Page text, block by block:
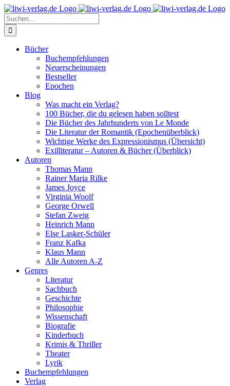
Skip
to
content
Suche
nach:
Bücher
Buchempfehlungen
Neuerscheinungen
Bestseller
Epochen
Blog
Was macht ein Verlag?
100 Bücher, die du gelesen haben solltest
Die Bücher des Jahrhunderts von Le Monde
Die Literatur der Romantik (Epochenüberblick)
Wichtige Werke des Expressionismus (Übersicht)
Exilliteratur – Autoren & Bücher (Überblick)
Autoren
Thomas Mann
Rainer Maria Rilke
James Joyce
Virginia Woolf
George Orwell
Stefan Zweig
Heinrich Mann
Else Lasker-Schüler
Franz Kafka
Klaus Mann
Alle Autoren A-Z
Genres
Literatur
Sachbuch
Geschichte
Philosophie
Wissenschaft
Biografie
Kinderbuch
Krimis & Thriller
Theater
Lyrik
Buchempfehlungen
Verlag